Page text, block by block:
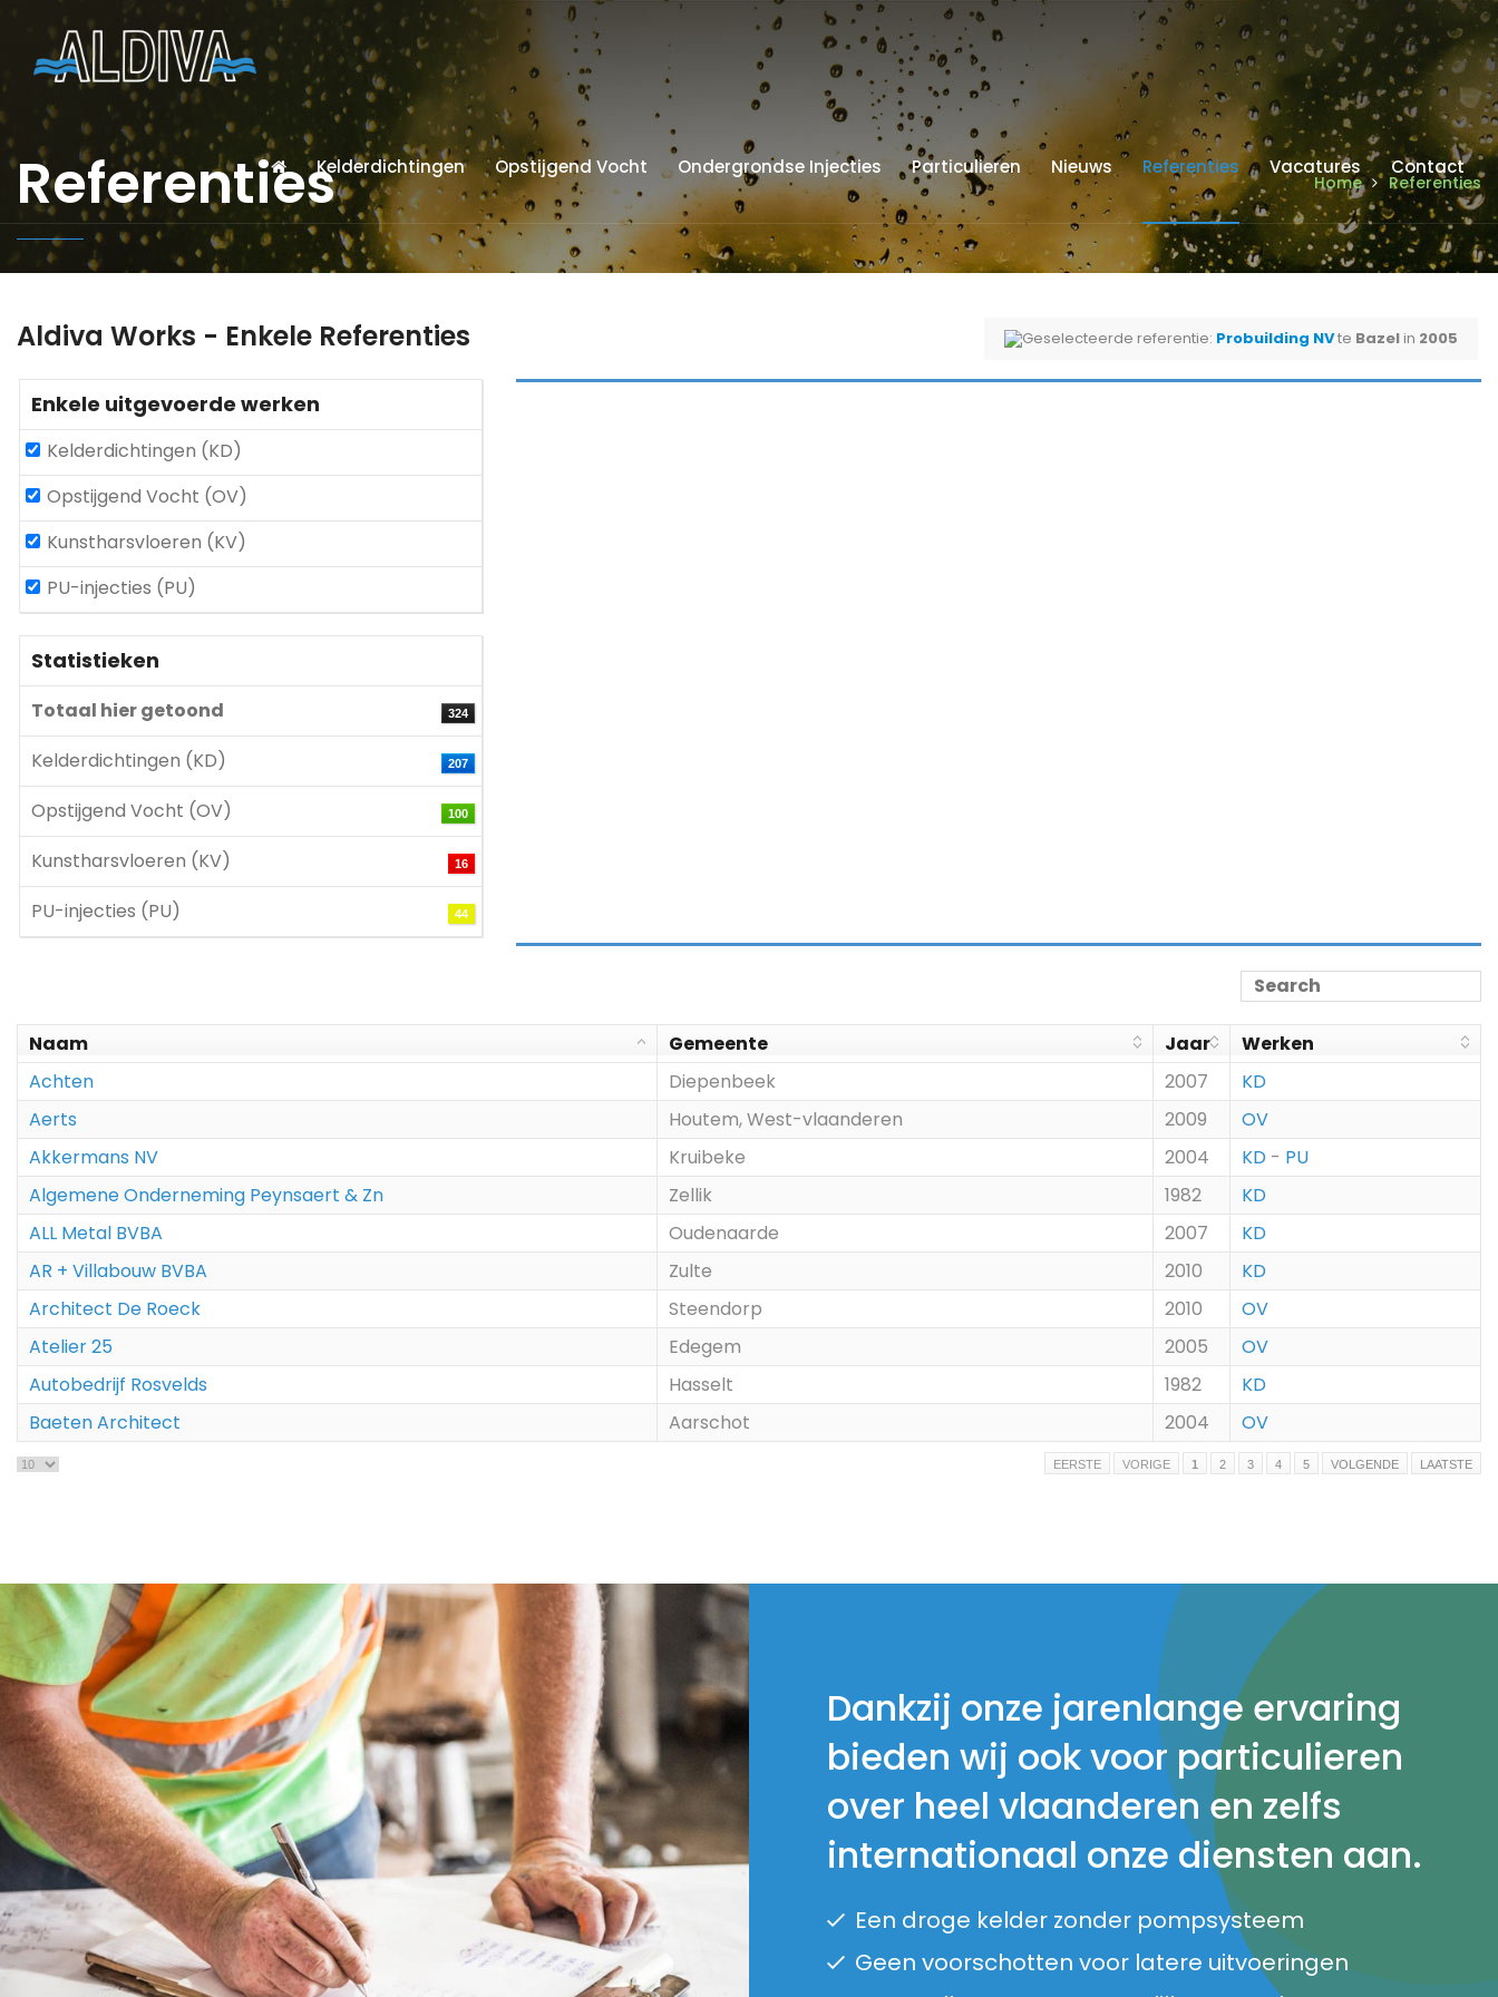
Kelderdichtingen Opstijgend Vocht Ondergrondse Injecties Particulieren Nieuws Referenties Vacatures Contact
Referenties Home Referenties
Aldiva Works - Enkele Referenties Geselecteerde referentie: Probuilding NVte Bazel in 2005
Enkele uitgevoerde werken
Kelderdichtingen (KD)
Opstijgend Vocht (OV)
Kunstharsvloeren (KV)
PU-injecties (PU)
Statistieken
Totaal hier getoond 324
Kelderdichtingen (KD) 207
Opstijgend Vocht (OV) 100
Kunstharsvloeren (KV) 16
PU-injecties (PU) 44
Naam Gemeente Jaar
Werken
Achten
Diepenbeek 2007
KD
Aerts
Houtem, West-vlaanderen 2009
OV
Akkermans NV
Kruibeke 2004 KD - PU
Algemene Onderneming Peynsaert & Zn
Zellik 1982
KD
ALL Metal BVBA
Oudenaarde 2007
KD
AR + Villabouw BVBA
Zulte 2010
KD
Architect De Roeck
Steendorp 2010
OV
Atelier 25
Edegem 2005
OV
Autobedrijf Rosvelds
Hasselt 1982
KD
Baeten Architect
Aarschot 2004 OV
EERSTE VORIGE 1 2 3 4 5 VOLGENDE LAATSTE
Dankzij onze jarenlange ervaring
bieden wij ook voor particulieren
over heel vlaanderen en zelfs
internationaal onze diensten aan.
Een droge kelder zonder pompsysteem
Geen voorschotten voor latere uitvoeringen